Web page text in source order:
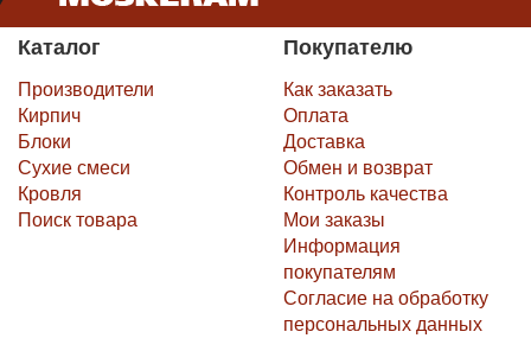
Каталог
Производители
Кирпич
Блоки
Сухие смеси
Кровля
Поиск товара
Покупателю
Как заказать
Оплата
Доставка
Обмен и возврат
Контроль качества
Мои заказы
Информация
покупателям
Согласие на обработку
персональных данных